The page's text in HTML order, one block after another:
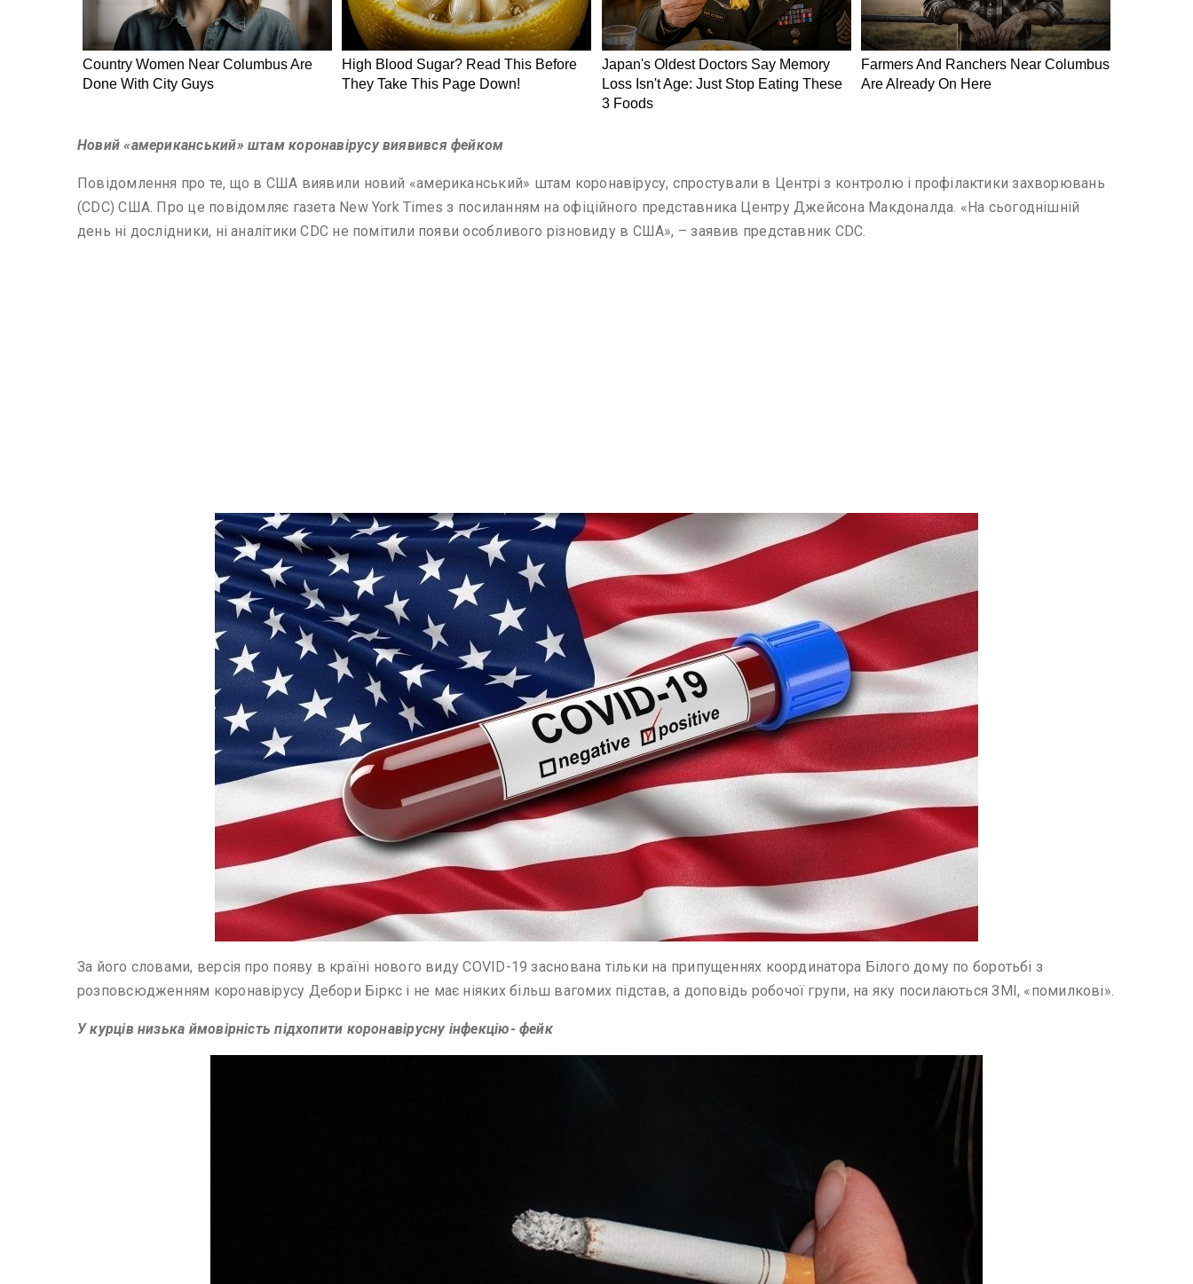
Новий «американський» штам коронавірусу виявився фейком
Повідомлення про те, що в США виявили новий «американський» штам коронавірусу, спростували в Центрі з контролю і профілактики захворювань
(CDC) США. Про це повідомляє газета New York Times з посиланням на офіційного представника Центру Джейсона Макдоналда. «На сьогоднішній
день ні дослідники, ні аналітики CDC не помітили появи особливого різновиду в США», – заявив представник CDC.
За його словами, версія про появу в країні нового виду COVID-19 заснована тільки на припущеннях координатора Білого дому по боротьбі з
розповсюдженням коронавірусу Дебори Біркс і не має ніяких більш вагомих підстав, а доповідь робочої групи, на яку посилаються ЗМІ, «помилкові».
У курців низька ймовірність підхопити коронавірусну інфекцію- фейк